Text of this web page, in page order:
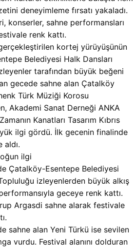
deneyimleme fırsatı yakaladı.
konserler, sahne performansları
renk kattı.
kortej yürüyüşünün
Belediyesi Halk Dansları
tarafından büyük beğeni
gecede sahne alan Çatalköy
Türk Müziği Korosu
Akademi Sanat Derneği ANKA
Kanatları Tasarım Kıbrıs
ilgi gördü. İlk gecenin finalinde
aldı.
ilgi
Çatalköy-Esentepe Belediyesi
izleyenlerden büyük alkış
geceye renk kattı.
Argasdi sahne alarak festivale
sahne alan Yeni Türkü ise sevilen
vurdu. Festival alanını dolduran